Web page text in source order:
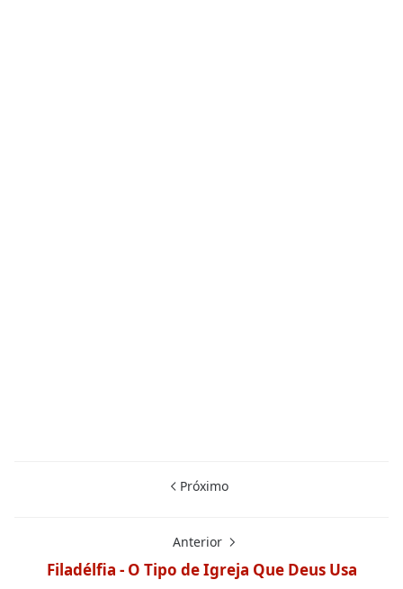
Próximo
Anterior
Filadélfia - O Tipo de Igreja Que Deus Usa